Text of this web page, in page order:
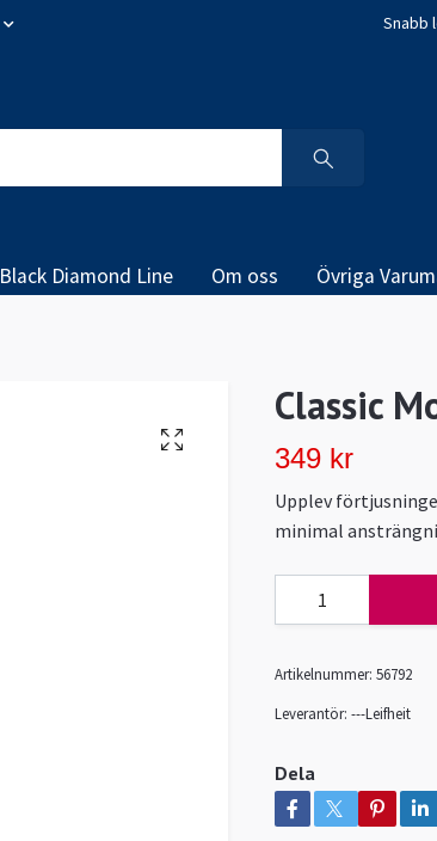
Snabb
Black Diamond Line Om oss Övriga
Classic
349 kr
Upplev
minimal
Artikelnummer: 56792
Leverantör: ---Leifheit
Dela